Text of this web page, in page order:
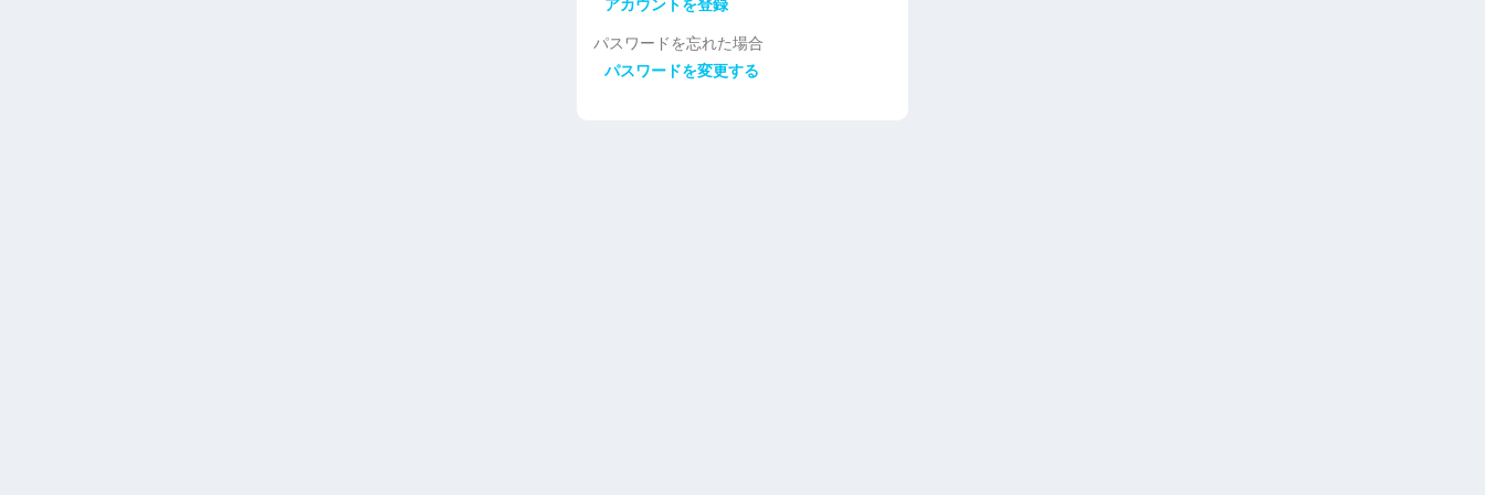
アカウントを登録
パスワードを忘れた場合
パスワードを変更する